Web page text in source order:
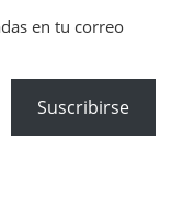
en tu correo
Suscribirse